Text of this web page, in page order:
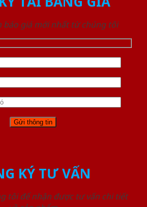
báo giá mới nhất từ chúng tôi
KÝ TƯ VẤN
tôi để nhận được tư vấn chi tiết